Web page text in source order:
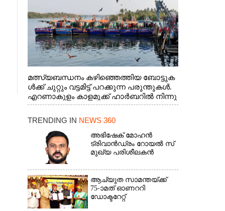
മത്സ്യബന്ധനം കഴിഞ്ഞെത്തിയ ബോട്ടുക
ൾക്ക് ചുറ്റും വട്ടമിട്ട് പറക്കുന്ന പരുന്തുകൾ.
എറണാകുളം കാളമുക്ക് ഹാർബറിൽ നിന്നു
ള്ള കാഴ്ച
TRENDING IN NEWS 360
അഭിഷേക് മോഹൻ
ട്രിവാൻഡ്രം റോയൽ സ്
മുഖ്യ പരിശീലകൻ
ആച്യുത സാമന്തയ്ക്ക്
75-ാമത് ഓണററി
ഡോക്ടറേറ്റ്